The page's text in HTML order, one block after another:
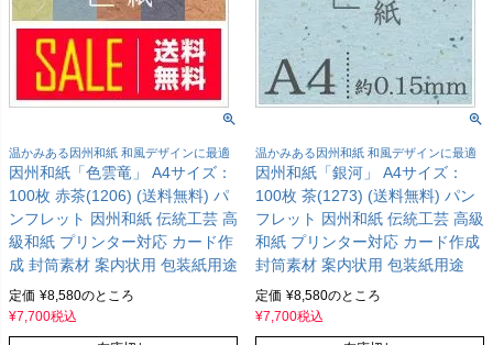
温かみある因州和紙 和風デザインに最適
因州和紙「色雲竜」 A4サイズ：
100枚 赤茶(1206) (送料無料) パ
ンフレット 因州和紙 伝統工芸 高
級和紙 プリンター対応 カード作
成 封筒素材 案内状用 包装紙用途
定価 ¥8,580のところ
¥7,700税込
温かみある因州和紙 和風デザインに最適
因州和紙「銀河」 A4サイズ：
100枚 茶(1273) (送料無料) パン
フレット 因州和紙 伝統工芸 高級
和紙 プリンター対応 カード作成
封筒素材 案内状用 包装紙用途
定価 ¥8,580のところ
¥7,700税込